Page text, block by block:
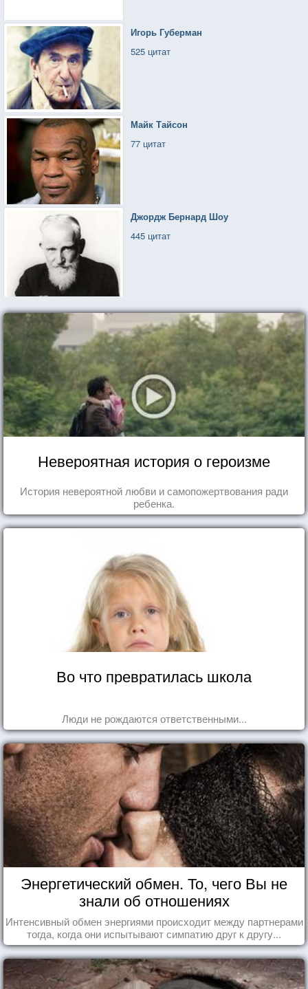
Игорь Губерман
525 цитат
Майк Тайсон
77 цитат
Джордж Бернард Шоу
445 цитат
Невероятная история о героизме
История невероятной любви и самопожертвования ради
ребенка.
Во что превратилась школа
Люди не рождаются ответственными...
Энергетический обмен. То, чего Вы не
знали об отношениях
Интенсивный обмен энергиями происходит между партнерами
тогда, когда они испытывают симпатию друг к другу...